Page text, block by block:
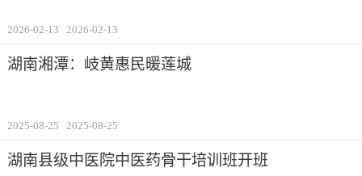
2026-02-13 2026-02-13
湖南湘潭：岐黄惠民暖莲城
2025-08-25 2025-08-25
湖南县级中医院中医药骨干培训班开班